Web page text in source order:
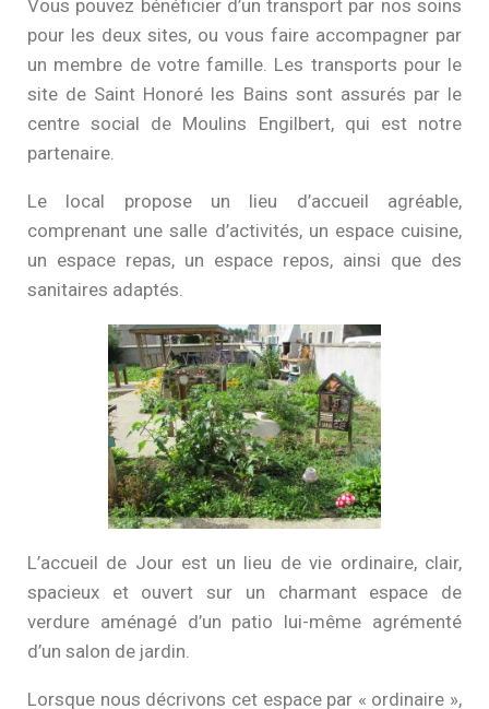
Vous pouvez bénéficier d’un transport par nos soins
pour les deux sites, ou vous faire accompagner par
un membre de votre famille. Les transports pour le
site de Saint Honoré les Bains sont assurés par le
centre social de Moulins Engilbert, qui est notre
partenaire.
Le local propose un lieu d’accueil agréable,
comprenant une salle d’activités, un espace cuisine,
un espace repas, un espace repos, ainsi que des
sanitaires adaptés.
L’accueil de Jour est un lieu de vie ordinaire, clair,
spacieux et ouvert sur un charmant espace de
verdure aménagé d’un patio lui-même agrémenté
d’un salon de jardin.
Lorsque nous décrivons cet espace par « ordinaire »,